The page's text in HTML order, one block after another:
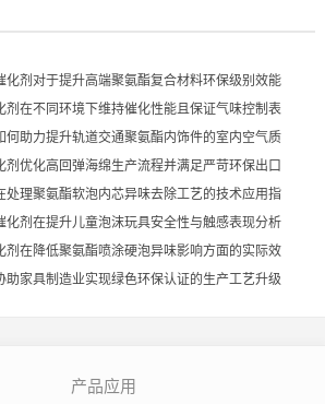
化剂对于提升高端聚氨酯复合材料环保级别效能
剂在不同环境下维持催化性能且保证气味控制表
何助力提升轨道交通聚氨酯内饰件的室内空气质
剂优化高回弹海绵生产流程并满足严苛环保出口
处理聚氨酯软泡内芯异味去除工艺的技术应用指
化剂在提升儿童泡沫玩具安全性与触感表现分析
剂在降低聚氨酯喷涂硬泡异味影响方面的实际效
助家具制造业实现绿色环保认证的生产工艺升级
产品应用